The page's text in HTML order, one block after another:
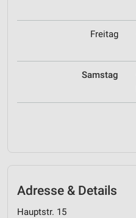
Freitag
Samstag
Adresse & Details
Hauptstr. 15